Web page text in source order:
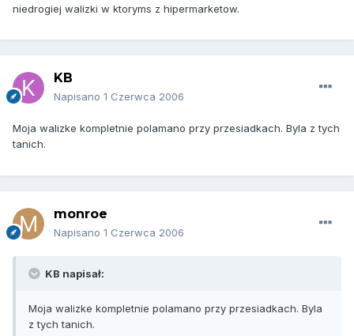
niedrogiej walizki w ktoryms z hipermarketow.
KB
Napisano 1 Czerwca 2006
Moja walizke kompletnie polamano przy przesiadkach. Byla z tych
tanich.
monroe
Napisano 1 Czerwca 2006
KB napisał:
Moja walizke kompletnie polamano przy przesiadkach. Byla
z tych tanich.